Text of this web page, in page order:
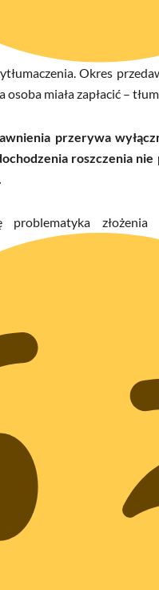
Okres
miała zapłacić –
przerywa
roszczenia